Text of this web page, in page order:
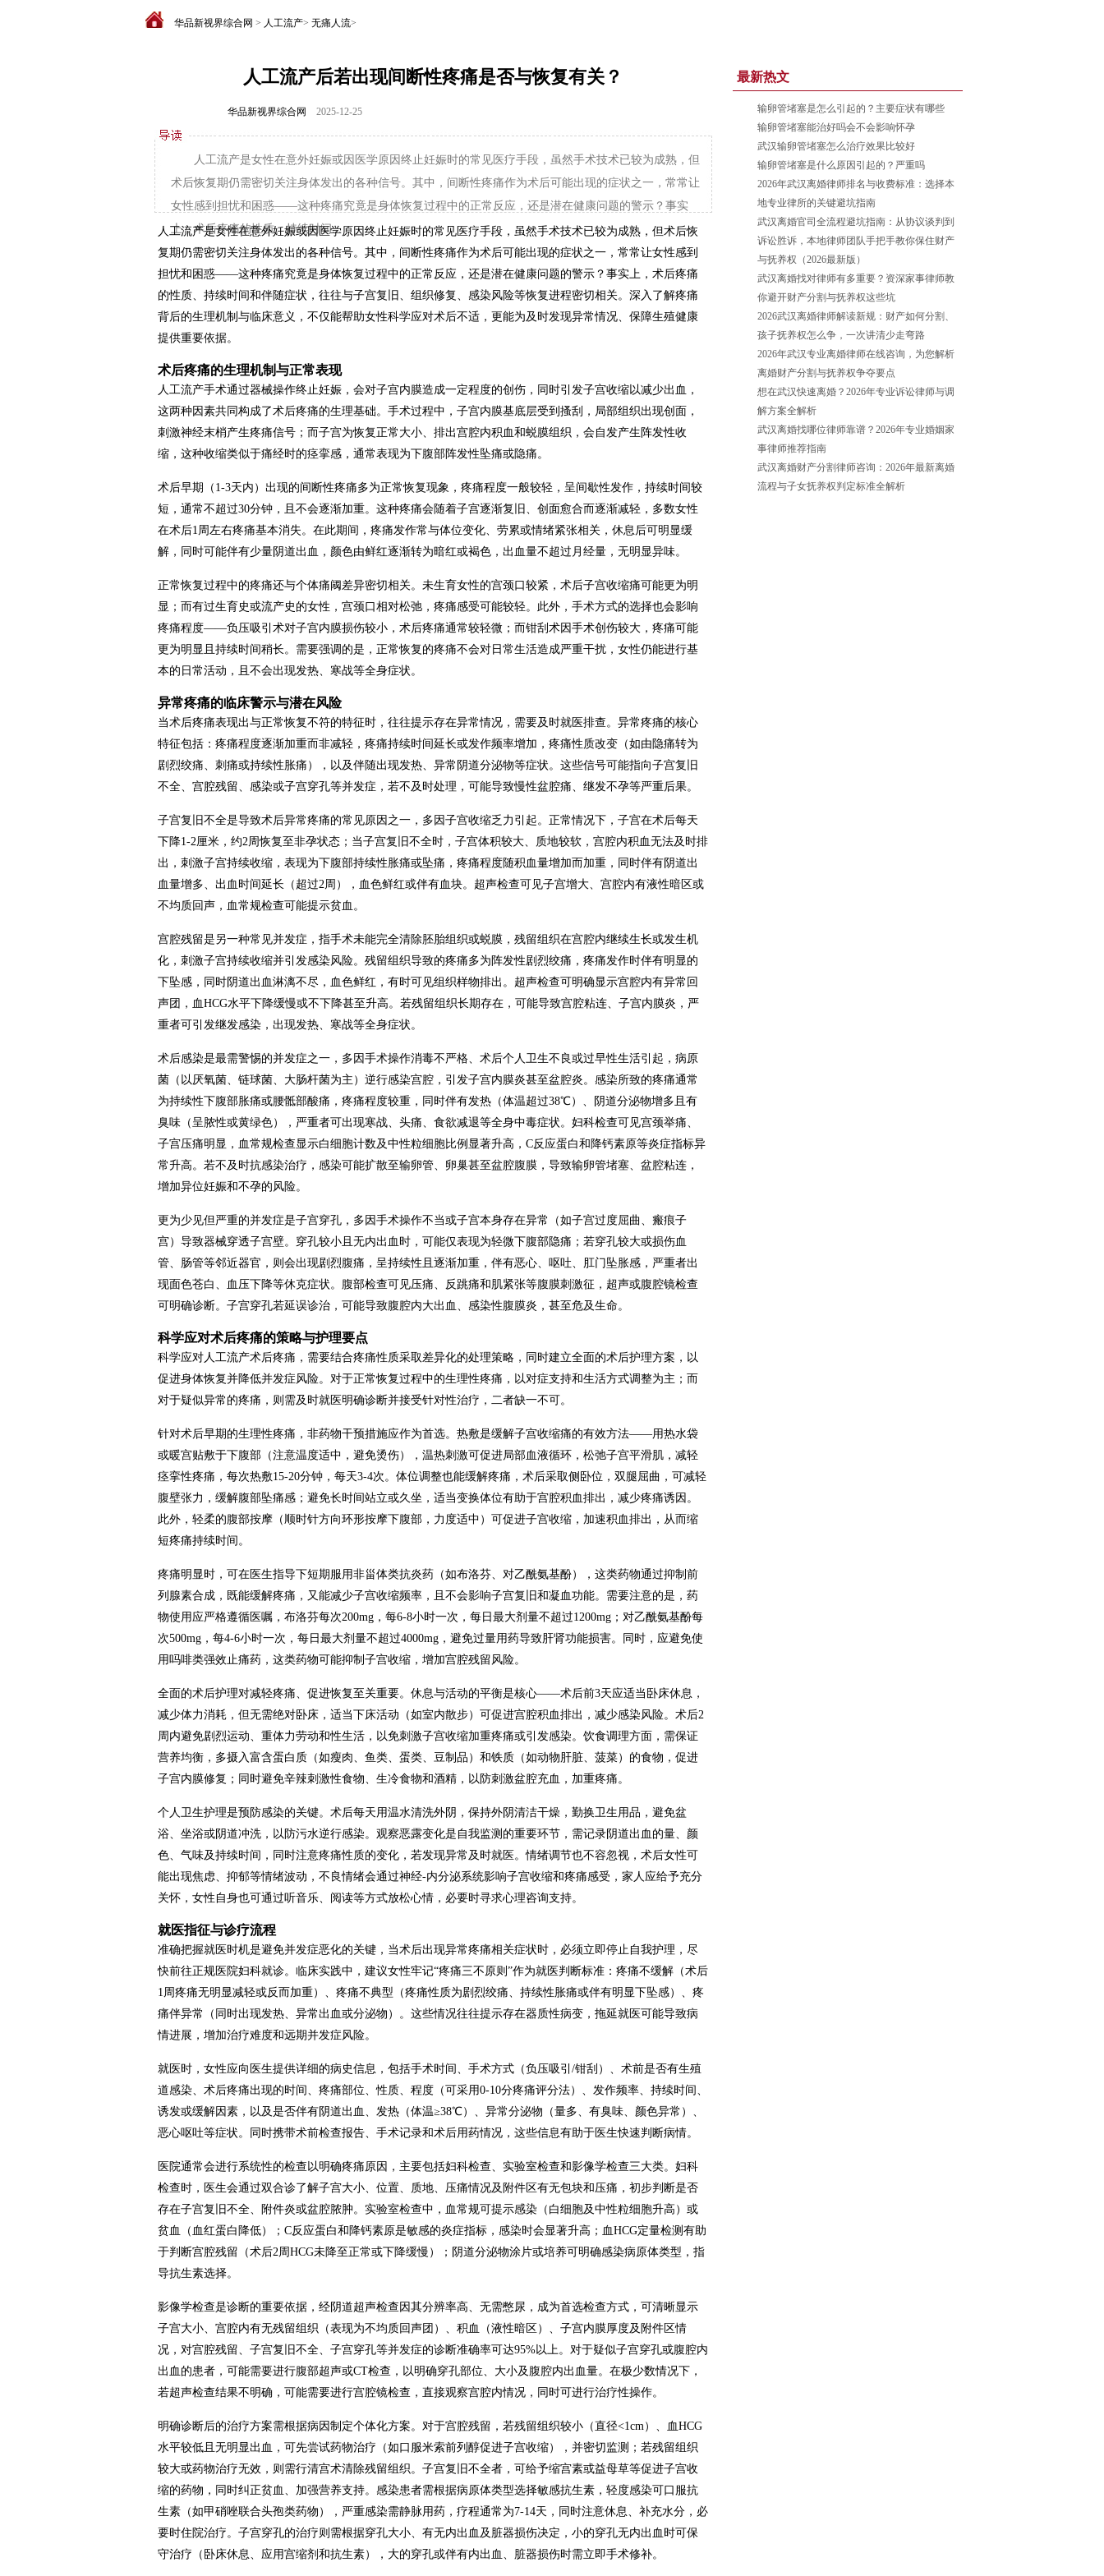
华品新视界综合网 > 人工流产> 无痛人流>
人工流产后若出现间断性疼痛是否与恢复有关？
华品新视界综合网 2025-12-25
人工流产是女性在意外妊娠或因医学原因终止妊娠时的常见医疗手段，虽然手术技术已较为成熟，但
术后恢复期仍需密切关注身体发出的各种信号。其中，间断性疼痛作为术后可能出现的症状之一，常常让
女性感到担忧和困惑——这种疼痛究竟是身体恢复过程中的正常反应，还是潜在健康问题的警示？事实
上，术后疼痛的性质、持续时间...
人工流产是女性在意外妊娠或因医学原因终止妊娠时的常见医疗手段，虽然手术技术已较为成熟，但术后恢
复期仍需密切关注身体发出的各种信号。其中，间断性疼痛作为术后可能出现的症状之一，常常让女性感到
担忧和困惑——这种疼痛究竟是身体恢复过程中的正常反应，还是潜在健康问题的警示？事实上，术后疼痛
的性质、持续时间和伴随症状，往往与子宫复旧、组织修复、感染风险等恢复进程密切相关。深入了解疼痛
背后的生理机制与临床意义，不仅能帮助女性科学应对术后不适，更能为及时发现异常情况、保障生殖健康
提供重要依据。
术后疼痛的生理机制与正常表现
人工流产手术通过器械操作终止妊娠，会对子宫内膜造成一定程度的创伤，同时引发子宫收缩以减少出血，
这两种因素共同构成了术后疼痛的生理基础。手术过程中，子宫内膜基底层受到搔刮，局部组织出现创面，
刺激神经末梢产生疼痛信号；而子宫为恢复正常大小、排出宫腔内积血和蜕膜组织，会自发产生阵发性收
缩，这种收缩类似于痛经时的痉挛感，通常表现为下腹部阵发性坠痛或隐痛。
术后早期（1-3天内）出现的间断性疼痛多为正常恢复现象，疼痛程度一般较轻，呈间歇性发作，持续时间较
短，通常不超过30分钟，且不会逐渐加重。这种疼痛会随着子宫逐渐复旧、创面愈合而逐渐减轻，多数女性
在术后1周左右疼痛基本消失。在此期间，疼痛发作常与体位变化、劳累或情绪紧张相关，休息后可明显缓
解，同时可能伴有少量阴道出血，颜色由鲜红逐渐转为暗红或褐色，出血量不超过月经量，无明显异味。
正常恢复过程中的疼痛还与个体痛阈差异密切相关。未生育女性的宫颈口较紧，术后子宫收缩痛可能更为明
显；而有过生育史或流产史的女性，宫颈口相对松弛，疼痛感受可能较轻。此外，手术方式的选择也会影响
疼痛程度——负压吸引术对子宫内膜损伤较小，术后疼痛通常较轻微；而钳刮术因手术创伤较大，疼痛可能
更为明显且持续时间稍长。需要强调的是，正常恢复的疼痛不会对日常生活造成严重干扰，女性仍能进行基
本的日常活动，且不会出现发热、寒战等全身症状。
异常疼痛的临床警示与潜在风险
当术后疼痛表现出与正常恢复不符的特征时，往往提示存在异常情况，需要及时就医排查。异常疼痛的核心
特征包括：疼痛程度逐渐加重而非减轻，疼痛持续时间延长或发作频率增加，疼痛性质改变（如由隐痛转为
剧烈绞痛、刺痛或持续性胀痛），以及伴随出现发热、异常阴道分泌物等症状。这些信号可能指向子宫复旧
不全、宫腔残留、感染或子宫穿孔等并发症，若不及时处理，可能导致慢性盆腔痛、继发不孕等严重后果。
子宫复旧不全是导致术后异常疼痛的常见原因之一，多因子宫收缩乏力引起。正常情况下，子宫在术后每天
下降1-2厘米，约2周恢复至非孕状态；当子宫复旧不全时，子宫体积较大、质地较软，宫腔内积血无法及时排
出，刺激子宫持续收缩，表现为下腹部持续性胀痛或坠痛，疼痛程度随积血量增加而加重，同时伴有阴道出
血量增多、出血时间延长（超过2周），血色鲜红或伴有血块。超声检查可见子宫增大、宫腔内有液性暗区或
不均质回声，血常规检查可能提示贫血。
宫腔残留是另一种常见并发症，指手术未能完全清除胚胎组织或蜕膜，残留组织在宫腔内继续生长或发生机
化，刺激子宫持续收缩并引发感染风险。残留组织导致的疼痛多为阵发性剧烈绞痛，疼痛发作时伴有明显的
下坠感，同时阴道出血淋漓不尽，血色鲜红，有时可见组织样物排出。超声检查可明确显示宫腔内有异常回
声团，血HCG水平下降缓慢或不下降甚至升高。若残留组织长期存在，可能导致宫腔粘连、子宫内膜炎，严
重者可引发继发感染，出现发热、寒战等全身症状。
术后感染是最需警惕的并发症之一，多因手术操作消毒不严格、术后个人卫生不良或过早性生活引起，病原
菌（以厌氧菌、链球菌、大肠杆菌为主）逆行感染宫腔，引发子宫内膜炎甚至盆腔炎。感染所致的疼痛通常
为持续性下腹部胀痛或腰骶部酸痛，疼痛程度较重，同时伴有发热（体温超过38℃）、阴道分泌物增多且有
臭味（呈脓性或黄绿色），严重者可出现寒战、头痛、食欲减退等全身中毒症状。妇科检查可见宫颈举痛、
子宫压痛明显，血常规检查显示白细胞计数及中性粒细胞比例显著升高，C反应蛋白和降钙素原等炎症指标异
常升高。若不及时抗感染治疗，感染可能扩散至输卵管、卵巢甚至盆腔腹膜，导致输卵管堵塞、盆腔粘连，
增加异位妊娠和不孕的风险。
更为少见但严重的并发症是子宫穿孔，多因手术操作不当或子宫本身存在异常（如子宫过度屈曲、瘢痕子
宫）导致器械穿透子宫壁。穿孔较小且无内出血时，可能仅表现为轻微下腹部隐痛；若穿孔较大或损伤血
管、肠管等邻近器官，则会出现剧烈腹痛，呈持续性且逐渐加重，伴有恶心、呕吐、肛门坠胀感，严重者出
现面色苍白、血压下降等休克症状。腹部检查可见压痛、反跳痛和肌紧张等腹膜刺激征，超声或腹腔镜检查
可明确诊断。子宫穿孔若延误诊治，可能导致腹腔内大出血、感染性腹膜炎，甚至危及生命。
科学应对术后疼痛的策略与护理要点
科学应对人工流产术后疼痛，需要结合疼痛性质采取差异化的处理策略，同时建立全面的术后护理方案，以
促进身体恢复并降低并发症风险。对于正常恢复过程中的生理性疼痛，以对症支持和生活方式调整为主；而
对于疑似异常的疼痛，则需及时就医明确诊断并接受针对性治疗，二者缺一不可。
针对术后早期的生理性疼痛，非药物干预措施应作为首选。热敷是缓解子宫收缩痛的有效方法——用热水袋
或暖宫贴敷于下腹部（注意温度适中，避免烫伤），温热刺激可促进局部血液循环，松弛子宫平滑肌，减轻
痉挛性疼痛，每次热敷15-20分钟，每天3-4次。体位调整也能缓解疼痛，术后采取侧卧位，双腿屈曲，可减轻
腹壁张力，缓解腹部坠痛感；避免长时间站立或久坐，适当变换体位有助于宫腔积血排出，减少疼痛诱因。
此外，轻柔的腹部按摩（顺时针方向环形按摩下腹部，力度适中）可促进子宫收缩，加速积血排出，从而缩
短疼痛持续时间。
疼痛明显时，可在医生指导下短期服用非甾体类抗炎药（如布洛芬、对乙酰氨基酚），这类药物通过抑制前
列腺素合成，既能缓解疼痛，又能减少子宫收缩频率，且不会影响子宫复旧和凝血功能。需要注意的是，药
物使用应严格遵循医嘱，布洛芬每次200mg，每6-8小时一次，每日最大剂量不超过1200mg；对乙酰氨基酚每
次500mg，每4-6小时一次，每日最大剂量不超过4000mg，避免过量用药导致肝肾功能损害。同时，应避免使
用吗啡类强效止痛药，这类药物可能抑制子宫收缩，增加宫腔残留风险。
全面的术后护理对减轻疼痛、促进恢复至关重要。休息与活动的平衡是核心——术后前3天应适当卧床休息，
减少体力消耗，但无需绝对卧床，适当下床活动（如室内散步）可促进宫腔积血排出，减少感染风险。术后2
周内避免剧烈运动、重体力劳动和性生活，以免刺激子宫收缩加重疼痛或引发感染。饮食调理方面，需保证
营养均衡，多摄入富含蛋白质（如瘦肉、鱼类、蛋类、豆制品）和铁质（如动物肝脏、菠菜）的食物，促进
子宫内膜修复；同时避免辛辣刺激性食物、生冷食物和酒精，以防刺激盆腔充血，加重疼痛。
个人卫生护理是预防感染的关键。术后每天用温水清洗外阴，保持外阴清洁干燥，勤换卫生用品，避免盆
浴、坐浴或阴道冲洗，以防污水逆行感染。观察恶露变化是自我监测的重要环节，需记录阴道出血的量、颜
色、气味及持续时间，同时注意疼痛性质的变化，若发现异常及时就医。情绪调节也不容忽视，术后女性可
能出现焦虑、抑郁等情绪波动，不良情绪会通过神经-内分泌系统影响子宫收缩和疼痛感受，家人应给予充分
关怀，女性自身也可通过听音乐、阅读等方式放松心情，必要时寻求心理咨询支持。
就医指征与诊疗流程
准确把握就医时机是避免并发症恶化的关键，当术后出现异常疼痛相关症状时，必须立即停止自我护理，尽
快前往正规医院妇科就诊。临床实践中，建议女性牢记“疼痛三不原则”作为就医判断标准：疼痛不缓解（术后
1周疼痛无明显减轻或反而加重）、疼痛不典型（疼痛性质为剧烈绞痛、持续性胀痛或伴有明显下坠感）、疼
痛伴异常（同时出现发热、异常出血或分泌物）。这些情况往往提示存在器质性病变，拖延就医可能导致病
情进展，增加治疗难度和远期并发症风险。
就医时，女性应向医生提供详细的病史信息，包括手术时间、手术方式（负压吸引/钳刮）、术前是否有生殖
道感染、术后疼痛出现的时间、疼痛部位、性质、程度（可采用0-10分疼痛评分法）、发作频率、持续时间、
诱发或缓解因素，以及是否伴有阴道出血、发热（体温≥38℃）、异常分泌物（量多、有臭味、颜色异常）、
恶心呕吐等症状。同时携带术前检查报告、手术记录和术后用药情况，这些信息有助于医生快速判断病情。
医院通常会进行系统性的检查以明确疼痛原因，主要包括妇科检查、实验室检查和影像学检查三大类。妇科
检查时，医生会通过双合诊了解子宫大小、位置、质地、压痛情况及附件区有无包块和压痛，初步判断是否
存在子宫复旧不全、附件炎或盆腔脓肿。实验室检查中，血常规可提示感染（白细胞及中性粒细胞升高）或
贫血（血红蛋白降低）；C反应蛋白和降钙素原是敏感的炎症指标，感染时会显著升高；血HCG定量检测有助
于判断宫腔残留（术后2周HCG未降至正常或下降缓慢）；阴道分泌物涂片或培养可明确感染病原体类型，指
导抗生素选择。
影像学检查是诊断的重要依据，经阴道超声检查因其分辨率高、无需憋尿，成为首选检查方式，可清晰显示
子宫大小、宫腔内有无残留组织（表现为不均质回声团）、积血（液性暗区）、子宫内膜厚度及附件区情
况，对宫腔残留、子宫复旧不全、子宫穿孔等并发症的诊断准确率可达95%以上。对于疑似子宫穿孔或腹腔内
出血的患者，可能需要进行腹部超声或CT检查，以明确穿孔部位、大小及腹腔内出血量。在极少数情况下，
若超声检查结果不明确，可能需要进行宫腔镜检查，直接观察宫腔内情况，同时可进行治疗性操作。
明确诊断后的治疗方案需根据病因制定个体化方案。对于宫腔残留，若残留组织较小（直径<1cm）、血HCG
水平较低且无明显出血，可先尝试药物治疗（如口服米索前列醇促进子宫收缩），并密切监测；若残留组织
较大或药物治疗无效，则需行清宫术清除残留组织。子宫复旧不全者，可给予缩宫素或益母草等促进子宫收
缩的药物，同时纠正贫血、加强营养支持。感染患者需根据病原体类型选择敏感抗生素，轻度感染可口服抗
生素（如甲硝唑联合头孢类药物），严重感染需静脉用药，疗程通常为7-14天，同时注意休息、补充水分，必
要时住院治疗。子宫穿孔的治疗则需根据穿孔大小、有无内出血及脏器损伤决定，小的穿孔无内出血时可保
守治疗（卧床休息、应用宫缩剂和抗生素），大的穿孔或伴有内出血、脏器损伤时需立即手术修补。
最新热文
输卵管堵塞是怎么引起的？主要症状有哪些
输卵管堵塞能治好吗会不会影响怀孕
武汉输卵管堵塞怎么治疗效果比较好
输卵管堵塞是什么原因引起的？严重吗
2026年武汉离婚律师排名与收费标准：选择本
地专业律所的关键避坑指南
武汉离婚官司全流程避坑指南：从协议谈判到
诉讼胜诉，本地律师团队手把手教你保住财产
与抚养权（2026最新版）
武汉离婚找对律师有多重要？资深家事律师教
你避开财产分割与抚养权这些坑
2026武汉离婚律师解读新规：财产如何分割、
孩子抚养权怎么争，一次讲清少走弯路
2026年武汉专业离婚律师在线咨询，为您解析
离婚财产分割与抚养权争夺要点
想在武汉快速离婚？2026年专业诉讼律师与调
解方案全解析
武汉离婚找哪位律师靠谱？2026年专业婚姻家
事律师推荐指南
武汉离婚财产分割律师咨询：2026年最新离婚
流程与子女抚养权判定标准全解析